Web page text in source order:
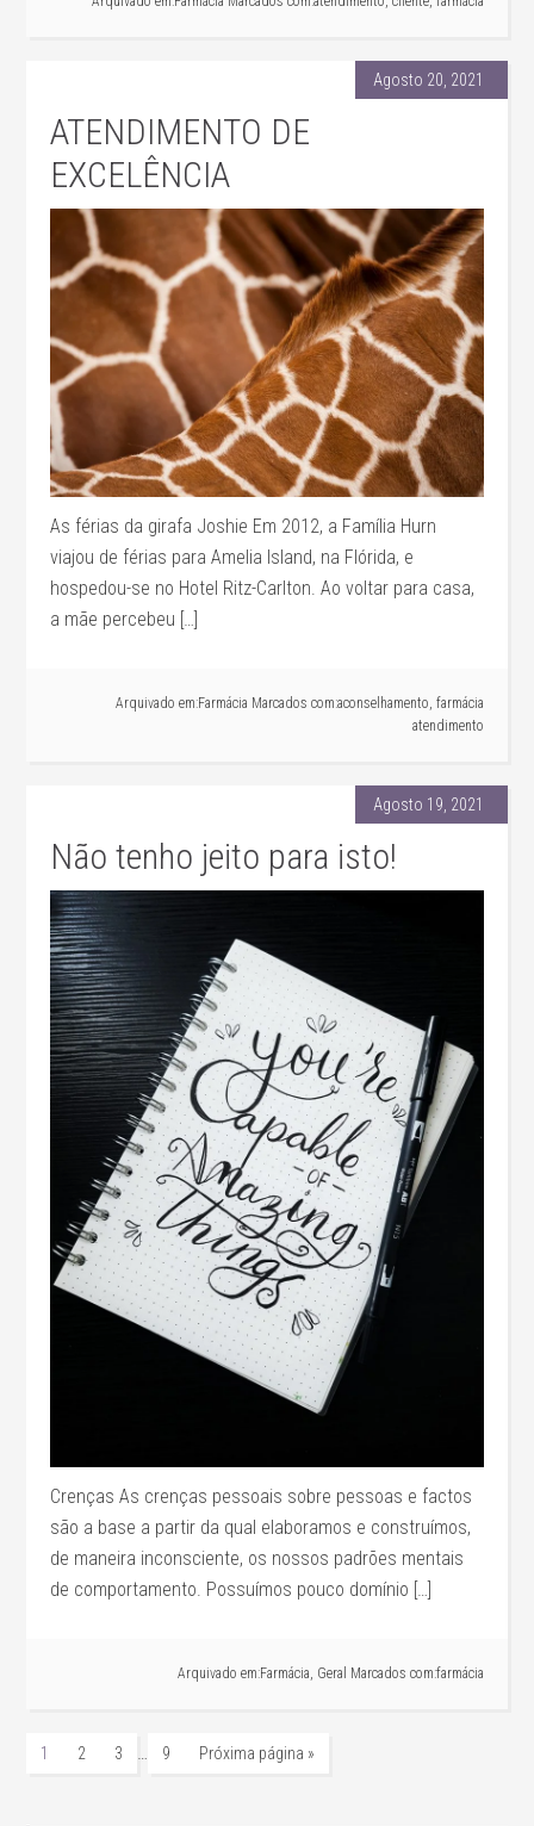
Agosto 20, 2021
ATENDIMENTO DE
EXCELÊNCIA
As férias da girafa Joshie Em 2012, a Família Hurn
viajou de férias para Amelia Island, na Flórida, e
hospedou-se no Hotel Ritz-Carlton. Ao voltar para casa,
a mãe percebeu […]
Arquivado em:Farmácia Marcados com:aconselhamento, farmácia
atendimento
Agosto 19, 2021
Não tenho jeito para isto!
Crenças As crenças pessoais sobre pessoas e factos
são a base a partir da qual elaboramos e construímos,
de maneira inconsciente, os nossos padrões mentais
de comportamento. Possuímos pouco domínio […]
Arquivado em:Farmácia, Geral Marcados com:farmácia
1 2 3 … 9 Próxima página »